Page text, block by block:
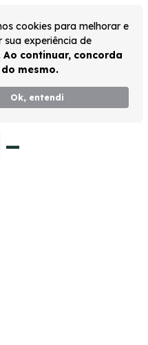
cookies para melhorar e
sua experiência de
Ao continuar, concorda
mesmo.
Ok, entendi
Monte seu Kit